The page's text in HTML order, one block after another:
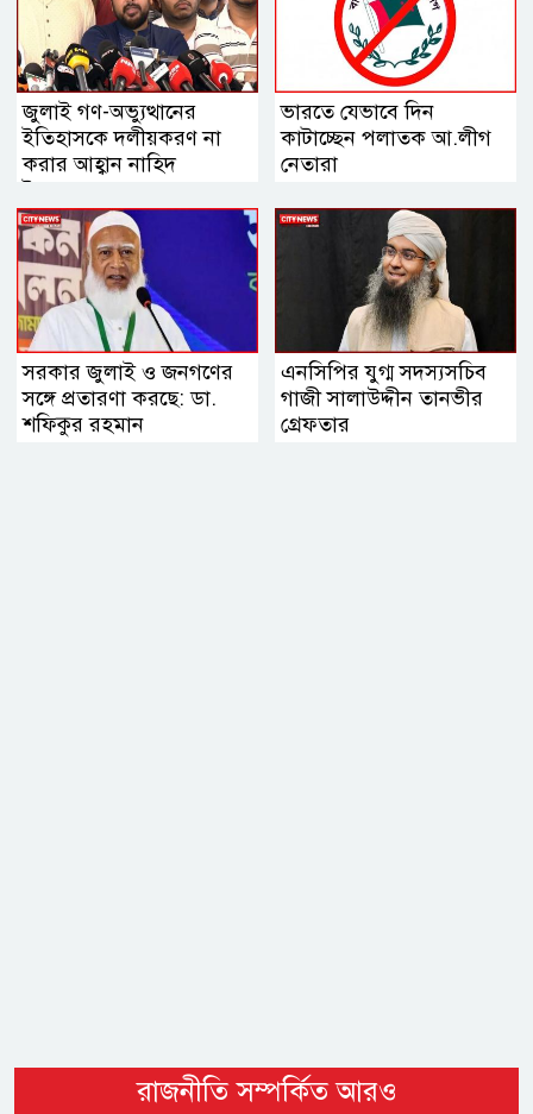
জুলাই গণ-অভ্যুত্থানের
ইতিহাসকে দলীয়করণ না
করার আহ্বান নাহিদ
ইসলামের
ভারতে যেভাবে দিন
কাটাচ্ছেন পলাতক আ.লীগ
নেতারা
সরকার জুলাই ও জনগণের
সঙ্গে প্রতারণা করছে: ডা.
শফিকুর রহমান
এনসিপির যুগ্ম সদস্যসচিব
গাজী সালাউদ্দীন তানভীর
গ্রেফতার
রাজনীতি সম্পর্কিত আরও